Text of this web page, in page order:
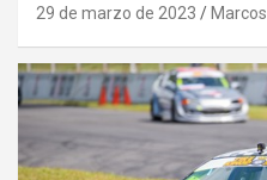
29 de marzo de 2023 Marcos